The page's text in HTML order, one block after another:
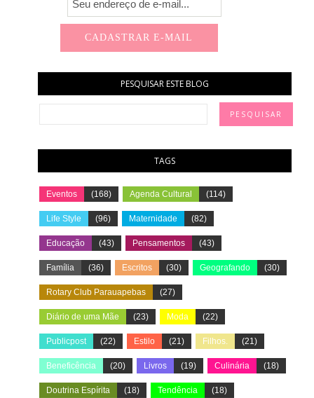
PESQUISAR ESTE BLOG
TAGS
Eventos (168) Agenda Cultural (114)
Life Style (96) Maternidade (82)
Educação (43) Pensamentos (43)
Família (36) Escritos (30) Geografando (30)
Rotary Club Parauapebas (27)
Diário de uma Mãe (23) Moda (22)
Publicpost (22) Estilo (21) Filhos. (21)
Beneficência (20) Livros (19) Culinária (18)
Doutrina Espírita (18) Tendência (18)